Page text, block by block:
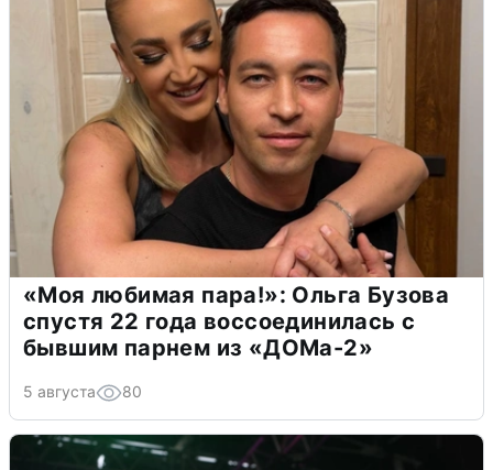
«Моя любимая пара!»: Ольга Бузова
спустя 22 года воссоединилась с
бывшим парнем из «ДОМа-2»
5 августа 80